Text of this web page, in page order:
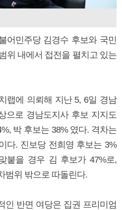
어민주당 김경수 후보와 국민
위 내에서 접전을 펼치고 있는
랩에 의뢰해 지난 5, 6일 경남
으로 경남도지사 후보 지지도
박 후보는 38% 였다. 격차는
다. 진보당 전희영 후보는 3%
붙을 경우 김 후보가 47%로,
범위 밖으로 따돌린다.
인 반면 여당은 집권 프리미엄